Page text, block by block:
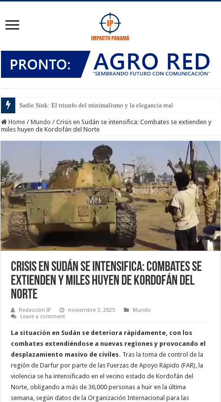
Sadie Sink: El triunfo del minimalismo y la elegancia real
Home / Mundo / Crisis en Sudán se intensifica: Combates se extienden y
miles huyen de Kordofán del Norte
Crisis en Sudán se intensifica: Combates se
extienden y miles huyen de Kordofán del
Norte
Redacción IP noviembre 3, 2025
Mundo
Leave a comment
La situación en Sudán se deteriora rápidamente, con los
combates extendiéndose a nuevas regiones y provocando el
desplazamiento masivo de civiles. Tras la toma de control de la
región de Darfur por parte de las Fuerzas de Apoyo Rápido (FAR), la
violencia se ha intensificado en el vecino estado de Kordofán del
Norte, obligando a más de 36,000 personas a huir en la última
semana, según datos de la Organización Internacional para las